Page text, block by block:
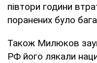
півтори години
поранених було
Також Милюков
РФ його лякали